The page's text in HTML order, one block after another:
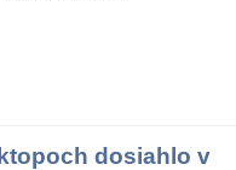
dosiahlo v